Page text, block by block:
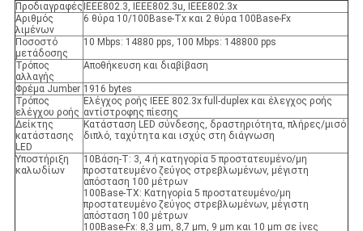
Προδιαγραφές IEEE802.3, IEEE802.3u, IEEE802.3x
Αριθμός
λιμένων
6 θύρα 10/100Base-Tx και 2 θύρα 100Base-Fx
Ποσοστό
μετάδοσης
10 Mbps: 14880 pps, 100 Mbps: 148800 pps
Τρόπος
αλλαγής
Αποθήκευση και διαβίβαση
Φρέμα Jumber 1916 bytes
Τρόπος
ελέγχου ροής
Ελέγχος ροής IEEE 802.3x full-duplex και έλεγχος ροής
αντίστροφης πίεσης
Δείκτης
κατάστασης
LED
Κατάσταση LED σύνδεσης, δραστηριότητα, πλήρες/μισό
διπλό, ταχύτητα και ισχύς στη διάγνωση
Υποστήριξη
καλωδίων
10Βάση-Τ: 3, 4 ή κατηγορία 5 προστατευμένο/μη
προστατευμένο ζεύγος στρεβλωμένων, μέγιστη
απόσταση 100 μέτρων
100Base-TX: Κατηγορία 5 προστατευμένο/μη
προστατευμένο ζεύγος στρεβλωμένων, μέγιστη
απόσταση 100 μέτρων
100Base-Fx: 8,3 μm, 8,7 μm, 9 μm και 10 μm σε ίνες